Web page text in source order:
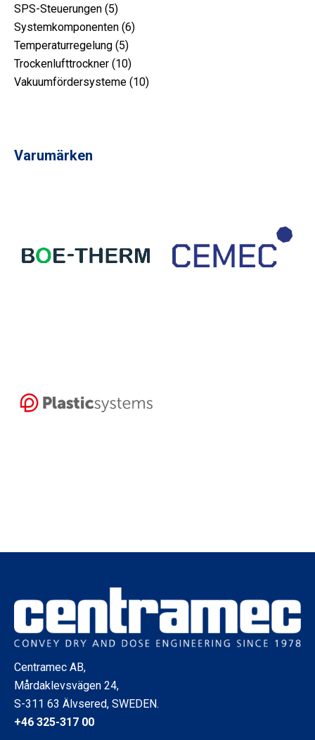
Produkt
SPS-Steuerungen 55
Produkt
Systemkomponenten 66
Temperaturregelung 55
Produkt
Trockenlufttrockner 1010
Produkt
Vakuumfördersysteme 1010
Varumärken
Centramec AB,
Mårdaklevsvägen 24,
S-311 63 Älvsered, SWEDEN.
+46 325-317 00